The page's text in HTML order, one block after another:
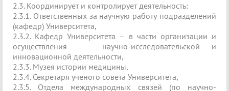
2.3. Координирует и контролирует деятельность:
2.3.1. Ответственных за научную работу подразделений
(кафедр) Университета,
2.3.2. Кафедр Университета – в части организации и
осуществления научно-исследовательской и
инновационной деятельности,
2.3.3. Музея истории медицины,
2.3.4. Секретаря ученого совета Университета,
2.3.5. Отдела международных связей (по научно-